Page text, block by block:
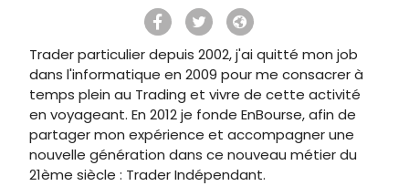
Trader particulier depuis 2002, j'ai quitté mon job
dans l'informatique en 2009 pour me consacrer à
temps plein au Trading et vivre de cette activité
en voyageant. En 2012 je fonde EnBourse, afin de
partager mon expérience et accompagner une
nouvelle génération dans ce nouveau métier du
21ème siècle : Trader Indépendant.